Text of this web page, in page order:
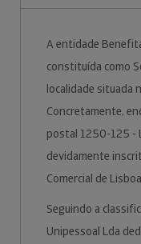
A entidade
constituída como
localidade situada
Concretamente,
postal 1250-125 -
devidamente
Comercial de
Seguindo a
Unipessoal Lda